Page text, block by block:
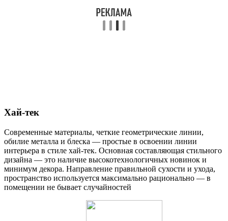
Xaй-тeк
Современные материалы, четкие геометрические линии,
обилие металла и блеска — простые в освоении линии
интерьера в стиле хай-тек. Основная составляющая стильного
дизайна — это наличие высокотехнологичных новинок и
минимум декора. Направление правильной сухости и ухода,
пространство используется максимально рационально — в
помещении не бывает случайностей